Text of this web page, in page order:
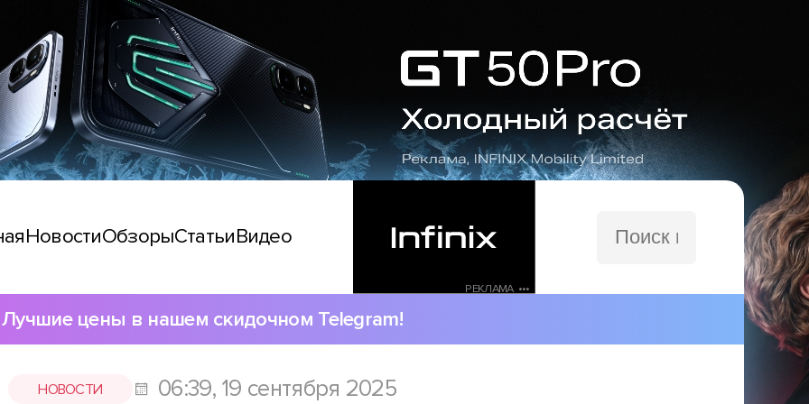
НовостиОбзорыСтатьиВидео
РЕКЛАМА •••
сайту
Лучшие цены в нашем скидочном Telegram!
НОВОСТИ 06:39, 19 сентября 2025